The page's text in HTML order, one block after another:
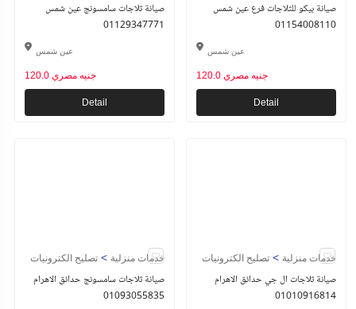
صيانة ثلاجات سامسونج عين شمس
01129347771
عين شمس
120.0 جنيه مصري
Detail
صيانة بيكو للثلاجات فرع عين شمس
01154008110
عين شمس
120.0 جنيه مصري
Detail
خدمات منزلية > تصليح الكترونيات
صيانة ثلاجات سامسونج حدائق الاهرام
01093055835
خدمات منزلية > تصليح الكترونيات
صيانة ثلاجات ال جي حدائق الاهرام
01010916814